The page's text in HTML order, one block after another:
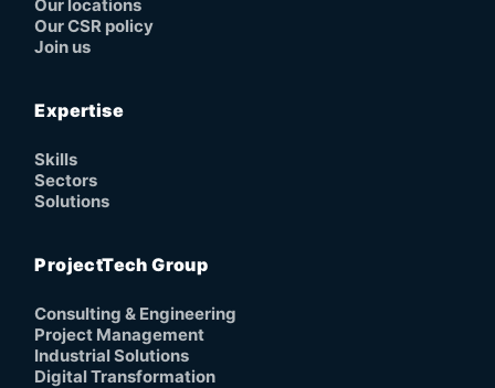
Our locations
Our CSR policy
Join us
Expertise
Skills
Sectors
Solutions
ProjectTech Group
Consulting & Engineering
Project Management
Industrial Solutions
Digital Transformation